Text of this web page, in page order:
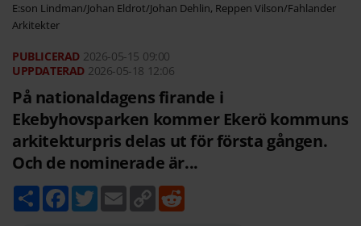
E:son Lindman/Johan Eldrot/Johan Dehlin, Reppen Vilson/Fahlander
Arkitekter
2026-05-15 09:00
2026-05-18 12:06
På nationaldagens firande i
Ekebyhovsparken kommer Ekerö kommuns
arkitekturpris delas ut för första gången.
Och de nominerade är...
D
e
F
a
T
w
E
m
C
o